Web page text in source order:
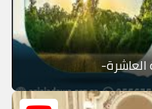
العاشرة-